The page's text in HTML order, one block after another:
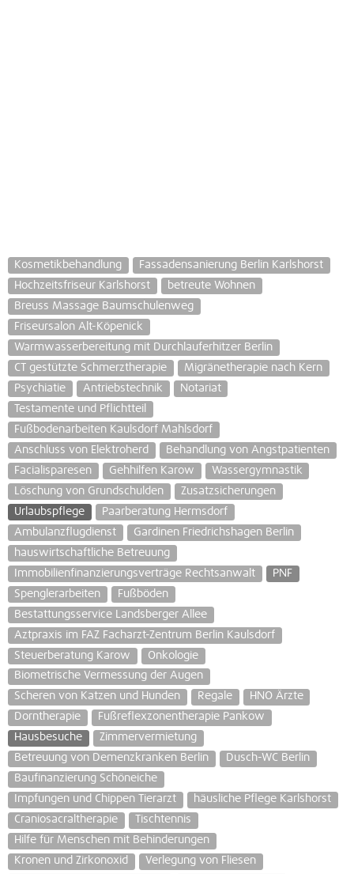
Kosmetikbehandlung
Fassadensanierung Berlin Karlshorst
Hochzeitsfriseur Karlshorst
betreute Wohnen
Breuss Massage Baumschulenweg
Friseursalon Alt-Köpenick
Warmwasserbereitung mit Durchlauferhitzer Berlin
CT gestützte Schmerztherapie
Migränetherapie nach Kern
Psychiatie
Antriebstechnik
Notariat
Testamente und Pflichtteil
Fußbodenarbeiten Kaulsdorf Mahlsdorf
Anschluss von Elektroherd
Behandlung von Angstpatienten
Facialisparesen
Gehhilfen Karow
Wassergymnastik
Löschung von Grundschulden
Zusatzsicherungen
Urlaubspflege
Paarberatung Hermsdorf
Ambulanzflugdienst
Gardinen Friedrichshagen Berlin
hauswirtschaftliche Betreuung
Immobilienfinanzierungsverträge Rechtsanwalt
PNF
Spenglerarbeiten
Fußböden
Bestattungsservice Landsberger Allee
Aztpraxis im FAZ Facharzt-Zentrum Berlin Kaulsdorf
Steuerberatung Karow
Onkologie
Biometrische Vermessung der Augen
Scheren von Katzen und Hunden
Regale
HNO Ärzte
Dorntherapie
Fußreflexzonentherapie Pankow
Hausbesuche
Zimmervermietung
Betreuung von Demenzkranken Berlin
Dusch-WC Berlin
Baufinanzierung Schöneiche
Impfungen und Chippen Tierarzt
häusliche Pflege Karlshorst
Craniosacraltherapie
Tischtennis
Hilfe für Menschen mit Behinderungen
Kronen und Zirkonoxid
Verlegung von Fliesen